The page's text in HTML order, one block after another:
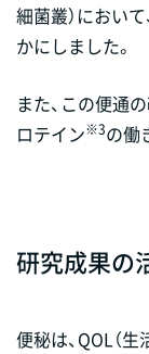
細菌叢）におい
かにしました。
また、この便通
ロテイン※3の働
研究成果の
便秘は、QOL（